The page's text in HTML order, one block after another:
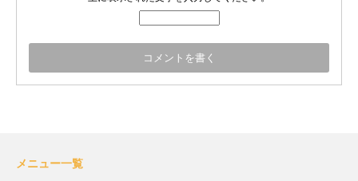
メニュー一覧